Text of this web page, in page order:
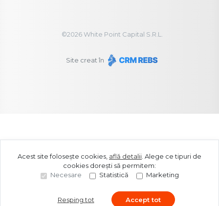
©2026White Point Capital S.R.L.
Site creat în
Acest site folosește cookies, află detalii Alege ce tipuri de
cookies dorești să permitem:
Necesare
Statistică Marketing
Resping tot Accept tot